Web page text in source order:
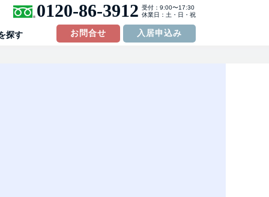
0120-86-3912 受付：9:00〜17:30
休業日：土・日・祝
探す お問合せ 入居申込み